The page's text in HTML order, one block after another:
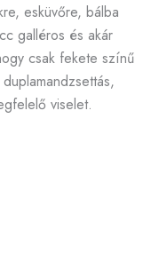
esküvőre, bálba
galléros és akár
csak fekete színű
viselet.